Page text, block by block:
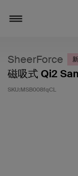
SheerForce 新
磁吸式 Qi2
SKU:MSB008fqCL